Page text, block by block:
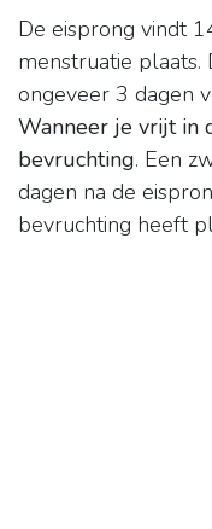
De eisprong vindt
menstruatie plaats.
ongeveer 3 dagen
Wanneer je vrijt in
bevruchting. Een
dagen na de
bevruchting heeft